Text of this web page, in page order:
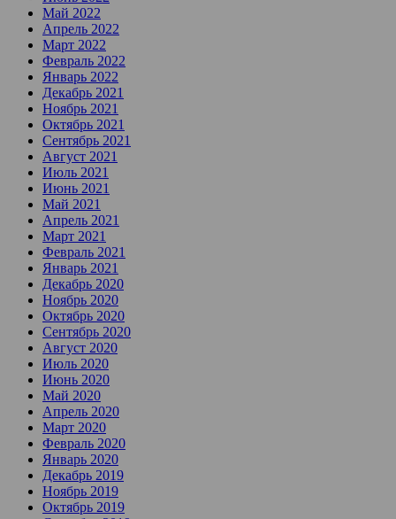
Май 2022
Апрель 2022
Март 2022
Февраль 2022
Январь 2022
Декабрь 2021
Ноябрь 2021
Октябрь 2021
Сентябрь 2021
Август 2021
Июль 2021
Июнь 2021
Май 2021
Апрель 2021
Март 2021
Февраль 2021
Январь 2021
Декабрь 2020
Ноябрь 2020
Октябрь 2020
Сентябрь 2020
Август 2020
Июль 2020
Июнь 2020
Май 2020
Апрель 2020
Март 2020
Февраль 2020
Январь 2020
Декабрь 2019
Ноябрь 2019
Октябрь 2019